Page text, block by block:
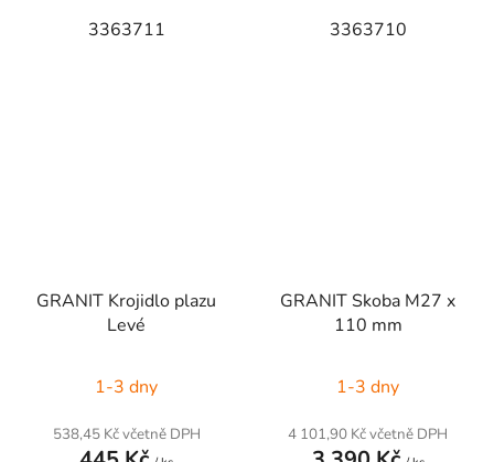
3363711 3363710
GRANIT Krojidlo plazu
Levé
1-3 dny
538,45 Kč včetně DPH
GRANIT Skoba M27 x
110 mm
1-3 dny
4 101,90 Kč včetně DPH